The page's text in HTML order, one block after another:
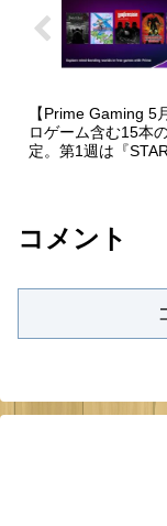
【Prime Gaming 5
ロゲーム含む15本
定。第1週は『
配布中。
コメント